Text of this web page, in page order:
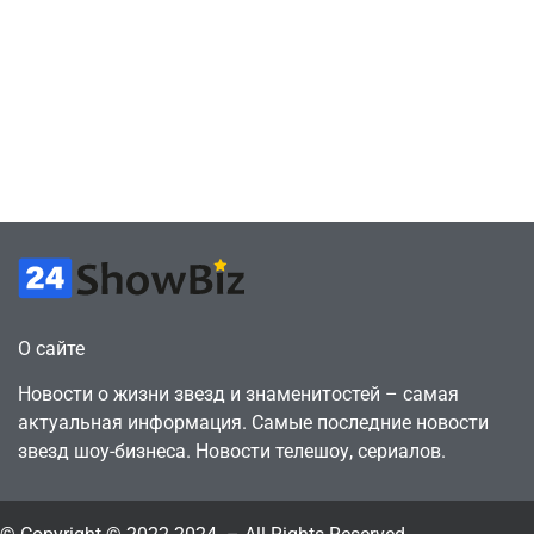
О сайте
Новости о жизни звезд и знаменитостей – самая
актуальная информация. Самые последние новости
звезд шоу-бизнеса. Новости телешоу, сериалов.